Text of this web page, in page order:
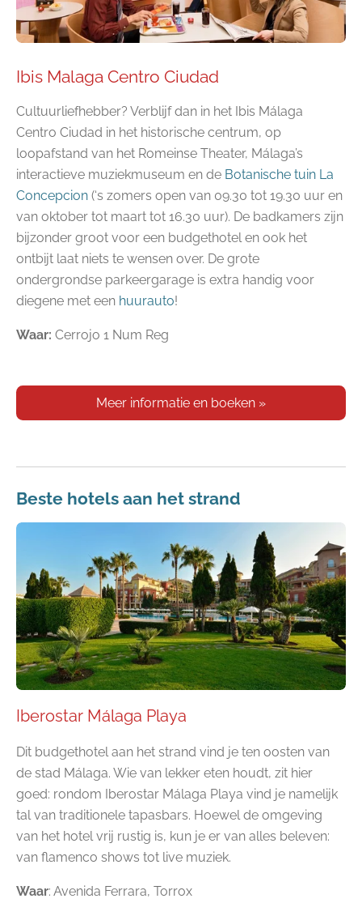
Ibis Malaga Centro Ciudad
Cultuurliefhebber? Verblijf dan in het Ibis Málaga
Centro Ciudad in het historische centrum, op
loopafstand van het Romeinse Theater, Málaga’s
interactieve muziekmuseum en de Botanische tuin La
Concepcion (‘s zomers open van 09.30 tot 19.30 uur en
van oktober tot maart tot 16.30 uur). De badkamers zijn
bijzonder groot voor een budgethotel en ook het
ontbijt laat niets te wensen over. De grote
ondergrondse parkeergarage is extra handig voor
diegene met een huurauto!
Waar: Cerrojo 1 Num Reg
Meer informatie en boeken »
Beste hotels aan het strand
Iberostar Málaga Playa
Dit budgethotel aan het strand vind je ten oosten van
de stad Málaga. Wie van lekker eten houdt, zit hier
goed: rondom Iberostar Málaga Playa vind je namelijk
tal van traditionele tapasbars. Hoewel de omgeving
van het hotel vrij rustig is, kun je er van alles beleven:
van flamenco shows tot live muziek.
Waar: Avenida Ferrara, Torrox